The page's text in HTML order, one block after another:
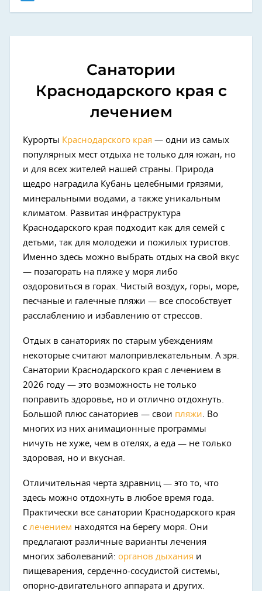
Санатории
Краснодарского края с
лечением
Курорты Краснодарского края — одни из самых
популярных мест отдыха не только для южан, но
и для всех жителей нашей страны. Природа
щедро наградила Кубань целебными грязями,
минеральными водами, а также уникальным
климатом. Развитая инфраструктура
Краснодарского края подходит как для семей с
детьми, так для молодежи и пожилых туристов.
Именно здесь можно выбрать отдых на свой вкус
— позагорать на пляже у моря либо
оздоровиться в горах. Чистый воздух, горы, море,
песчаные и галечные пляжи — все способствует
расслаблению и избавлению от стрессов.
Отдых в санаториях по старым убеждениям
некоторые считают малопривлекательным. А зря.
Санатории Краснодарского края с лечением в
2026 году — это возможность не только
поправить здоровье, но и отлично отдохнуть.
Большой плюс санаториев — свои пляжи. Во
многих из них анимационные программы
ничуть не хуже, чем в отелях, а еда — не только
здоровая, но и вкусная.
Отличительная черта здравниц — это то, что
здесь можно отдохнуть в любое время года.
Практически все санатории Краснодарского края
с лечением находятся на берегу моря. Они
предлагают различные варианты лечения
многих заболеваний: органов дыхания и
пищеварения, сердечно-сосудистой системы,
опорно-двигательного аппарата и других.